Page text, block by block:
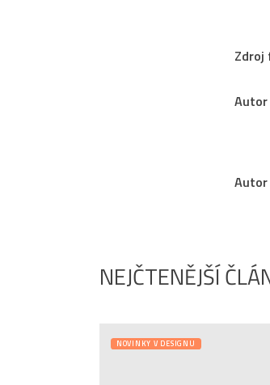
Autor
Autor
NEJČTENĚJŠÍ
NOVINKY V DESIGNU